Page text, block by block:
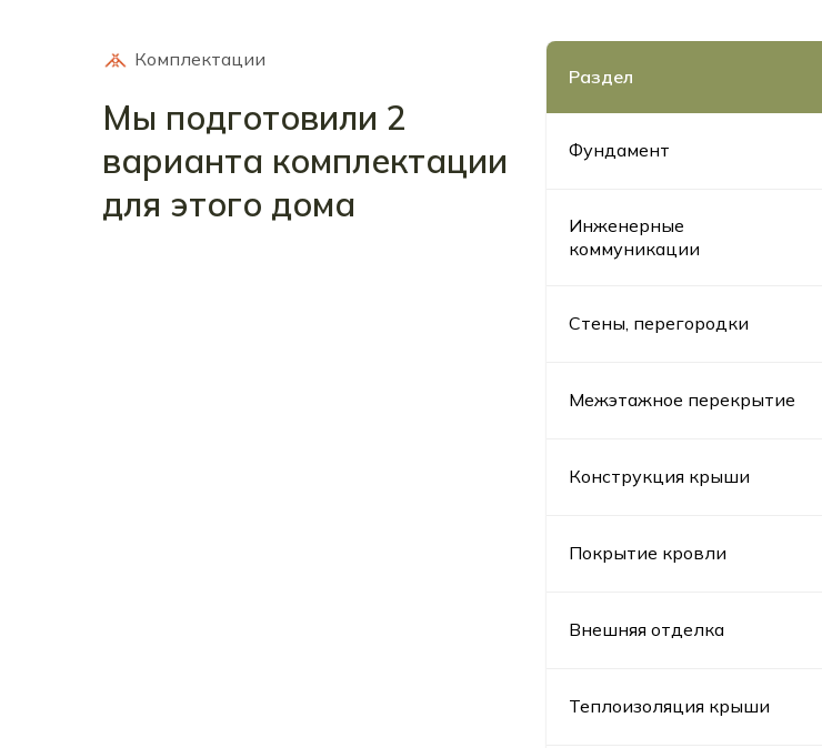
Мы подготовили 2
варианта комплектации
для этого дома
Комплектации
Раздел
Фундамент
Инженерные
коммуникации
Стены, перегородки
Межэтажное перекрытие
Конструкция крыши
Покрытие кровли
Внешняя отделка
Теплоизоляция крыши